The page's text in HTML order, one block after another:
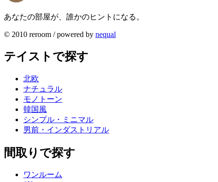
あなたの部屋が、誰かのヒントになる。
© 2010 reroom / powered by nequal
テイストで探す
北欧
ナチュラル
モノトーン
韓国風
シンプル・ミニマル
男前・インダストリアル
間取りで探す
ワンルーム